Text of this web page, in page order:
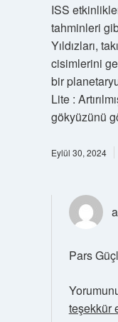
ISS
tahminleri
Yıldızları,
cisimlerini
bir
Lite :
gökyüzünü
Eylül 30, 2024
Pars
teşekkür